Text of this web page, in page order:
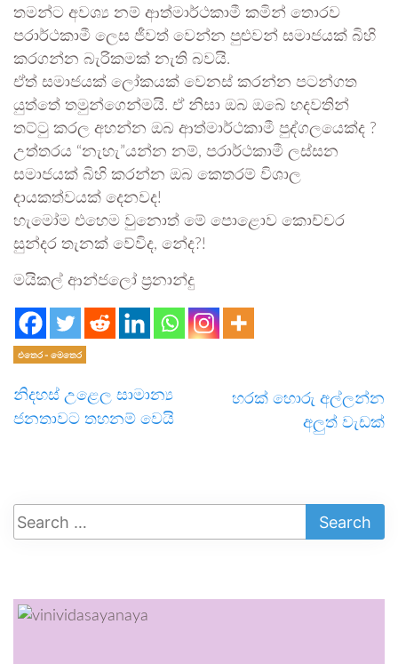
තමන්ට අවශ්‍ය නම් ආත්මාර්ථකාමී කමින් තොරව
පරාර්ථකාමී ලෙස ජීවත් වෙන්න පුළුවන් සමාජයක් බිහි
කරගන්න බැරිකමක් නැති බවයි.
ඒත් සමාජයක් ලෝකයක් වෙනස් කරන්න පටන්ගත
යුත්තේ තමුන්ගෙන්මයි. ඒ නිසා ඔබ ඔබේ හදවතින්
තට්ටු කරල අහන්න ඔබ ආත්මාර්ථකාමී පුද්ගලයෙක්ද ?
උත්තරය “නැහැ”යන්න නම්, පරාර්ථකාමී ලස්සන
සමාජයක් බිහි කරන්න ඔබ කෙතරම් විශාල
දායකත්වයක් දෙනවද!
හැමෝම එහෙම වුනොත් මේ පොළොව කොච්චර
සුන්දර තැනක් වේවිද, නේද?!
මයිකල් ආන්ජලෝ ප්‍රනාන්දු
එතෙර - මෙතෙර
නිදහස් උළෙල සාමාන්‍ය
ජනතාවට තහනම් වෙයි
හරක් හොරු අල්ලන්න
අලුත් වැඩක්